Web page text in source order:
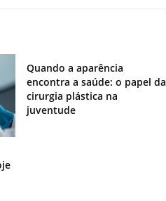
Quando a aparência
encontra a saúde: o papel da
cirurgia plástica na
juventude